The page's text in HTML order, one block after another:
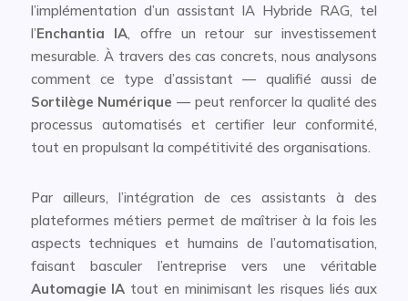
l’implémentation d’un assistant IA Hybride RAG, tel
l’Enchantia IA , offre un retour sur investissement
mesurable. À travers des cas concrets, nous analysons
comment ce type d’assistant — qualifié aussi de
Sortilège Numérique — peut renforcer la qualité des
processus automatisés et certifier leur conformité,
tout en propulsant la compétitivité des organisations.
Par ailleurs, l’intégration de ces assistants à des
plateformes métiers permet de maîtriser à la fois les
aspects techniques et humains de l’automatisation,
faisant basculer l’entreprise vers une véritable
Automagie IA tout en minimisant les risques liés aux